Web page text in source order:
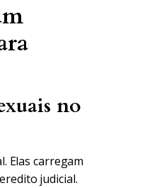
no
Elas carregam
judicial.